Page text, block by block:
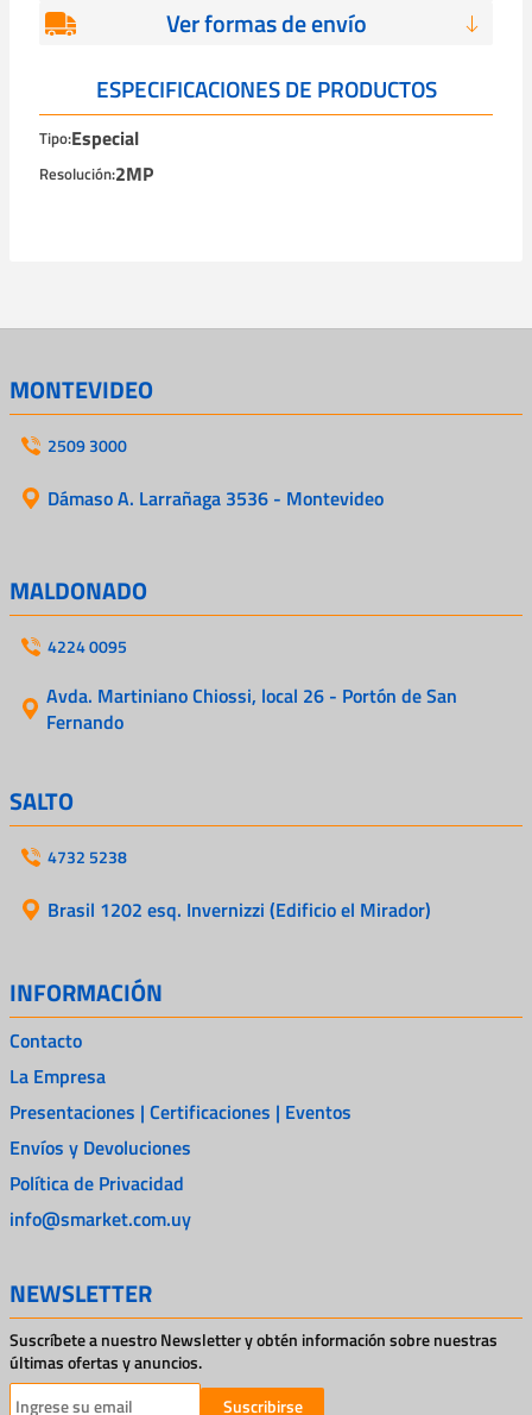
Ver formas de envío
ESPECIFICACIONES DE PRODUCTOS
Tipo:Especial
Resolución:2MP
MONTEVIDEO
2509 3000
Dámaso A. Larrañaga 3536 - Montevideo
MALDONADO
4224 0095
Avda. Martiniano Chiossi, local 26 - Portón de San
Fernando
SALTO
4732 5238
Brasil 1202 esq. Invernizzi (Edificio el Mirador)
INFORMACIÓN
Contacto
La Empresa
Presentaciones | Certificaciones | Eventos
Envíos y Devoluciones
Política de Privacidad
info@smarket.com.uy
NEWSLETTER
Suscríbete a nuestro Newsletter y obtén información sobre nuestras
últimas ofertas y anuncios.
Suscribirse